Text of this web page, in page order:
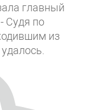
главный
Судя по
из